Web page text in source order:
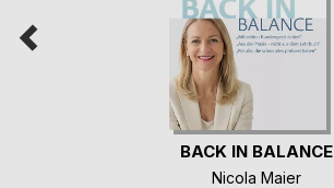
BACK IN BALANCE
Nicola Maier